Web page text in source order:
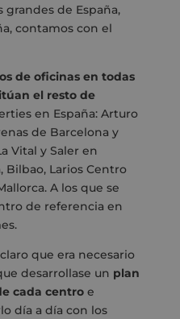
grandes de España,
contamos con el
de oficinas en todas
el resto de
en España: Arturo
de Barcelona y
Vital y Saler en
Bilbao, Larios Centro
A los que se
de referencia en
que era necesario
desarrollase un plan
cada centroe
día a día con los